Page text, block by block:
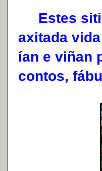
Estes
axitada
ían e viñan
contos,